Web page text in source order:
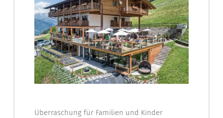
Überraschung für Familien und Kinder